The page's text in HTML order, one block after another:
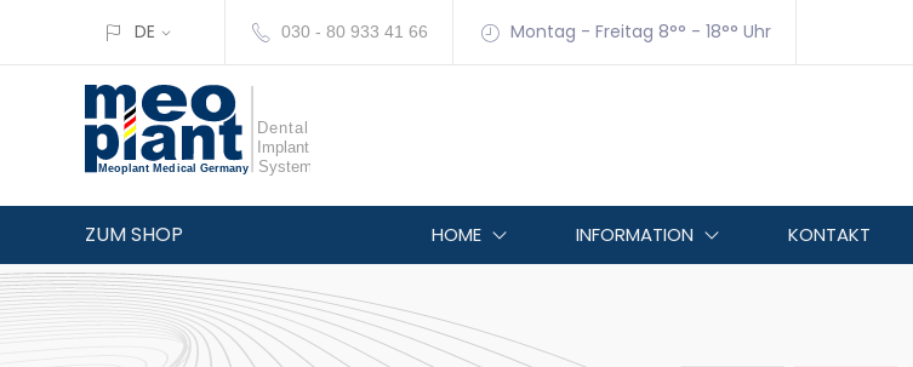
DE 030 - 80 933 41 66 Montag - Freitag 8°° - 18°° Uhr
ZUM SHOP HOME INFORMATION KONTAKT